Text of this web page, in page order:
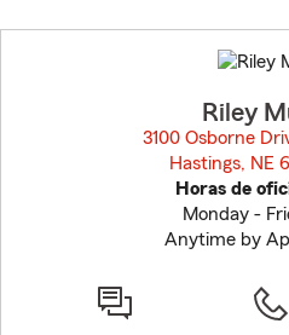
to
Riley
3100 Osborne
Hastings, NE
Horas de
Monday -
Anytime by